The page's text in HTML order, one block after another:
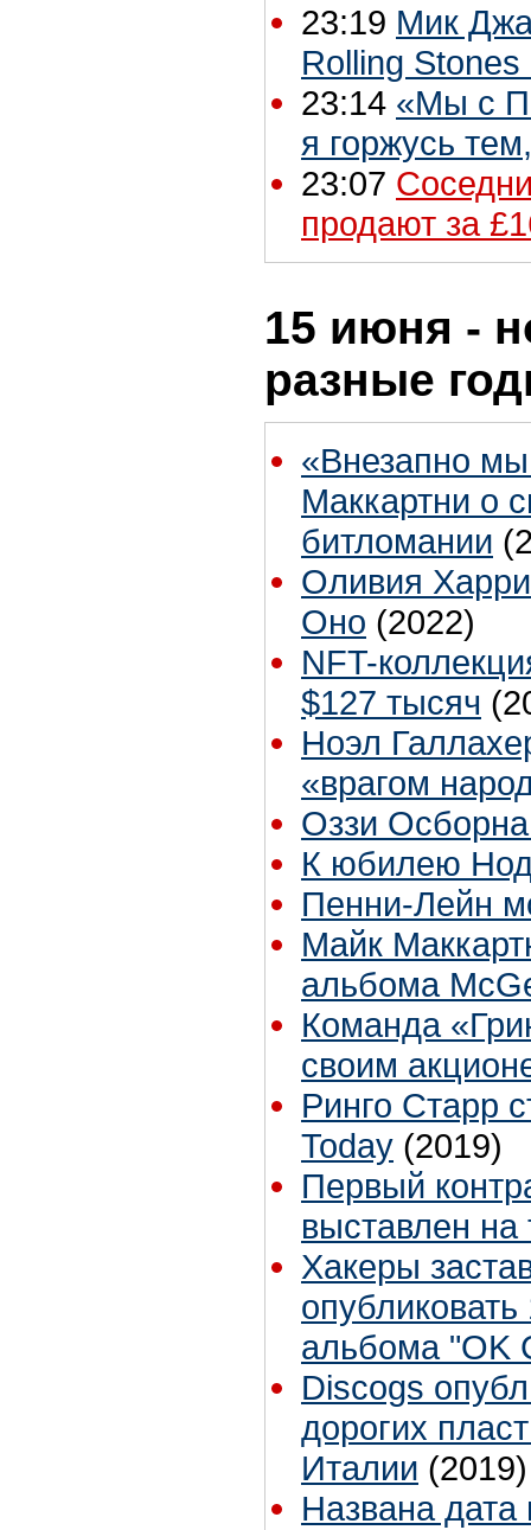
23:19 Мик
Rolling Stones
23:14 «Мы с
я горжусь
23:07
продают за
15 июня -
разные
«Внезапно
Маккартни о
битломании
Оливия
Оно (2022)
NFT-
$127 тысяч
Ноэл
«врагом
Оззи
К юбилею
Пенни-Лейн
Майк
альбома
Команда
своим
Ринго Старр
Today (2019)
Первый
выставлен на
Хакеры
альбома "OK
Discogs
дорогих
Италии (2019)
Названа